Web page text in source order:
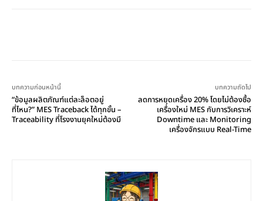
บทความก่อนหน้านี้
“ข้อมูลผลิตภัณฑ์แต่ละล็อตอยู่
ที่ไหน?” MES Traceback ได้ทุกขั้น –
Traceability ที่โรงงานยุคใหม่ต้องมี
บทความถัดไป
ลดการหยุดเครื่อง 20% โดยไม่ต้องซื้อ
เครื่องใหม่ MES กับการวิเคราะห์
Downtime และ Monitoring
เครื่องจักรแบบ Real-Time